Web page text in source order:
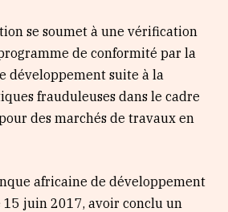
se soumet à une vérification
de conformité par la
développement suite à la
frauduleuses dans le cadre
des marchés de travaux en
africaine de développement
15 juin 2017, avoir conclu un